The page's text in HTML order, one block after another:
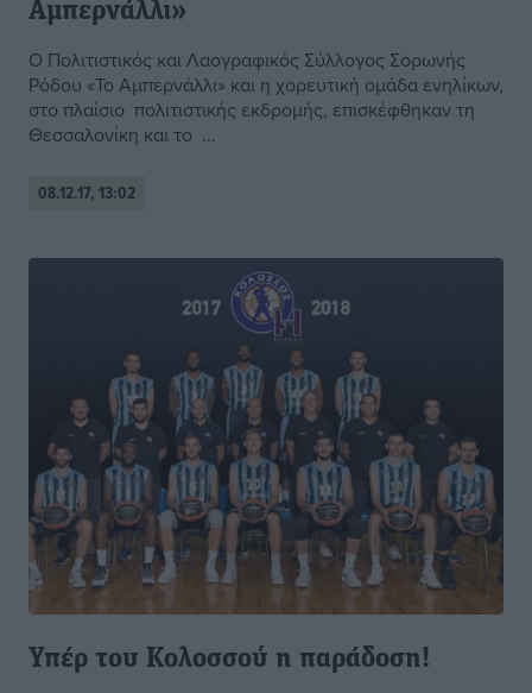
Αμπερνάλλι»
Ο Πολιτιστικός και Λαογραφικός Σύλλογος Σορωνής
Ρόδου «Το Αμπερνάλλι» και η χορευτική ομάδα ενηλίκων,
στο πλαίσιο πολιτιστικής εκδρομής, επισκέφθηκαν τη
Θεσσαλονίκη και το ...
08.12.17, 13:02
Υπέρ του Κολοσσού η παράδοση!